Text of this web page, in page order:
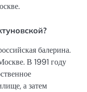
балерина.
В 1991 году
а затем